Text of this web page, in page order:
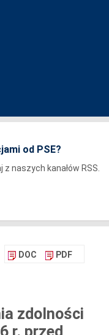
od PSE?
naszych kanałów RSS.
DOC PDF
zdolności